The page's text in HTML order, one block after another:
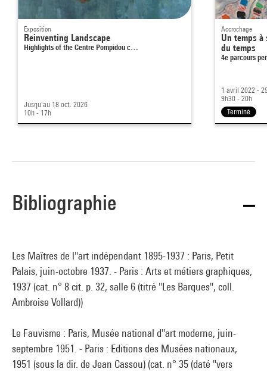
Exposition
Reinventing Landscape
Highlights of the Centre Pompidou c…
Jusqu'au 18 oct. 2026
10h - 17h
Accrochage
Un temps à
du temps
4e parcours
1 avril 2022 -
9h30 - 20h
Terminé
Bibliographie
Les Maîtres de l''art indépendant 1895-1937 : Paris, Petit
Palais, juin-octobre 1937. - Paris : Arts et métiers graphiques,
1937 (cat. n° 8 cit. p. 32, salle 6 (titré "Les Barques", coll.
Ambroise Vollard))
Le Fauvisme : Paris, Musée national d''art moderne, juin-
septembre 1951. - Paris : Editions des Musées nationaux,
1951 (sous la dir. de Jean Cassou) (cat. n° 35 (daté "vers